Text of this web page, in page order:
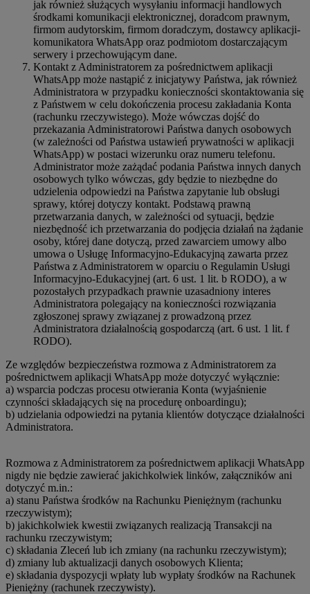
jak również służących wysyłaniu informacji handlowych
środkami komunikacji elektronicznej, doradcom prawnym,
firmom audytorskim, firmom doradczym, dostawcy aplikacji-
komunikatora WhatsApp oraz podmiotom dostarczającym
serwery i przechowującym dane.
Kontakt z Administratorem za pośrednictwem aplikacji
WhatsApp może nastąpić z inicjatywy Państwa, jak również
Administratora w przypadku konieczności skontaktowania się
z Państwem w celu dokończenia procesu zakładania Konta
(rachunku rzeczywistego). Może wówczas dojść do
przekazania Administratorowi Państwa danych osobowych
(w zależności od Państwa ustawień prywatności w aplikacji
WhatsApp) w postaci wizerunku oraz numeru telefonu.
Administrator może zażądać podania Państwa innych danych
osobowych tylko wówczas, gdy będzie to niezbędne do
udzielenia odpowiedzi na Państwa zapytanie lub obsługi
sprawy, której dotyczy kontakt. Podstawą prawną
przetwarzania danych, w zależności od sytuacji, będzie
niezbędność ich przetwarzania do podjęcia działań na żądanie
osoby, której dane dotyczą, przed zawarciem umowy albo
umowa o Usługę Informacyjno-Edukacyjną zawarta przez
Państwa z Administratorem w oparciu o Regulamin Usługi
Informacyjno-Edukacyjnej (art. 6 ust. 1 lit. b RODO), a w
pozostałych przypadkach prawnie uzasadniony interes
Administratora polegający na konieczności rozwiązania
zgłoszonej sprawy związanej z prowadzoną przez
Administratora działalnością gospodarczą (art. 6 ust. 1 lit. f
RODO).
Ze względów bezpieczeństwa rozmowa z Administratorem za
pośrednictwem aplikacji WhatsApp może dotyczyć wyłącznie:
a) wsparcia podczas procesu otwierania Konta (wyjaśnienie
czynności składających się na procedurę onboardingu);
b) udzielania odpowiedzi na pytania klientów dotyczące działalności
Administratora.
Rozmowa z Administratorem za pośrednictwem aplikacji WhatsApp
nigdy nie będzie zawierać jakichkolwiek linków, załączników ani
dotyczyć m.in.:
a) stanu Państwa środków na Rachunku Pieniężnym (rachunku
rzeczywistym);
b) jakichkolwiek kwestii związanych realizacją Transakcji na
rachunku rzeczywistym;
c) składania Zleceń lub ich zmiany (na rachunku rzeczywistym);
d) zmiany lub aktualizacji danych osobowych Klienta;
e) składania dyspozycji wpłaty lub wypłaty środków na Rachunek
Pieniężny (rachunek rzeczywisty).